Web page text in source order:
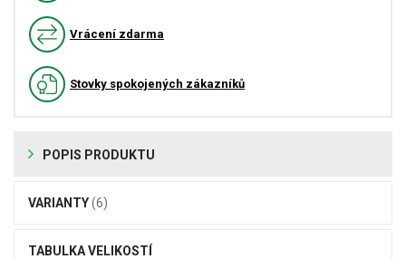
Vrácení zdarma
Stovky spokojených zákazníků
POPIS PRODUKTU
VARIANTY(6)
TABULKA VELIKOSTÍ